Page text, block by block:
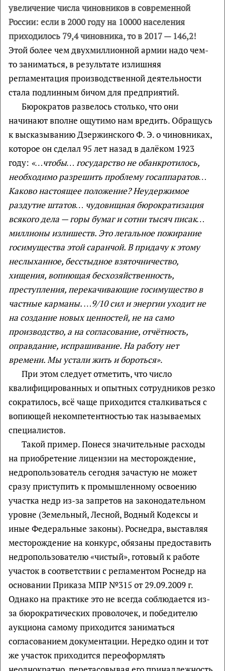
увеличение числа чиновников в современной
России: если в 2000 году на 10000 населения
приходилось 79,4 чиновника, то в 2017 — 146,2!
Этой более чем двухмиллионной армии надо чем-
то заниматься, в результате излишняя
регламентация производственной деятельности
стала подлинным бичом для предприятий.
Бюрократов развелось столько, что они
начинают вполне ощутимо нам вредить. Обращусь
к высказыванию Дзержинского Ф. Э. о чиновниках,
которое он сделал 95 лет назад в далёком 1923
году: «…чтобы… государство не обанкротилось,
необходимо разрешить проблему госаппаратов…
Каково настоящее положение? Неудержимое
раздутие штатов… чудовищная бюрократизация
всякого дела — горы бумаг и сотни тысяч писак…
миллионы излишеств. Это легальное пожирание
госимущества этой саранчой. В придачу к этому
неслыханное, бесстыдное взяточничество,
хищения, вопиющая бесхозяйственность,
преступления, перекачивающие госимущество в
частные карманы. …9/10 сил и энергии уходит не
на создание новых ценностей, не на само
производство, а на согласование, отчётность,
оправдание, испрашивание. На работу нет
времени. Мы устали жить и бороться».
При этом следует отметить, что число
квалифицированных и опытных сотрудников резко
сократилось, всё чаще приходится сталкиваться с
вопиющей некомпетентностью так называемых
специалистов.
Такой пример. Понеся значительные расходы
на приобретение лицензии на месторождение,
недропользователь сегодня зачастую не может
сразу приступить к промышленному освоению
участка недр из-за запретов на законодательном
уровне (Земельный, Лесной, Водный Кодексы и
иные Федеральные законы). Роснедра, выставляя
месторождение на конкурс, обязаны предоставить
недропользователю «чистый», готовый к работе
участок в соответствии с регламентом Роснедр на
основании Приказа МПР №315 от 29.09.2009 г.
Однако на практике это не всегда соблюдается из-
за бюрократических проволочек, и победителю
аукциона самому приходится заниматься
согласованием документации. Нередко один и тот
же участок приходится переоформлять